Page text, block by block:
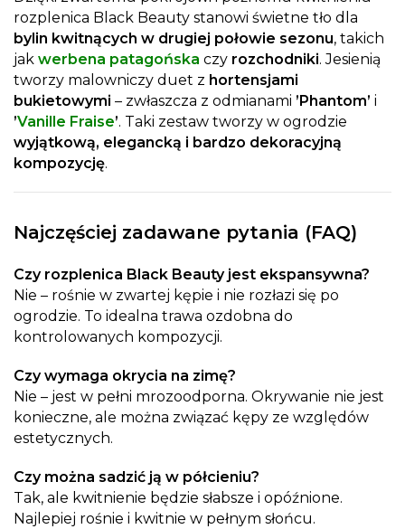
rozplenica Black Beauty stanowi świetne tło dla
bylin kwitnących w drugiej połowie sezonu, takich
jak werbena patagońska czy rozchodniki. Jesienią
tworzy malowniczy duet z hortensjami
bukietowymi – zwłaszcza z odmianami ’Phantom’ i
’Vanille Fraise’. Taki zestaw tworzy w ogrodzie
wyjątkową, elegancką i bardzo dekoracyjną
kompozycję.
Najczęściej zadawane pytania (FAQ)
Czy rozplenica Black Beauty jest ekspansywna?
Nie – rośnie w zwartej kępie i nie rozłazi się po
ogrodzie. To idealna trawa ozdobna do
kontrolowanych kompozycji.
Czy wymaga okrycia na zimę?
Nie – jest w pełni mrozoodporna. Okrywanie nie jest
konieczne, ale można związać kępy ze względów
estetycznych.
Czy można sadzić ją w półcieniu?
Tak, ale kwitnienie będzie słabsze i opóźnione.
Najlepiej rośnie i kwitnie w pełnym słońcu.